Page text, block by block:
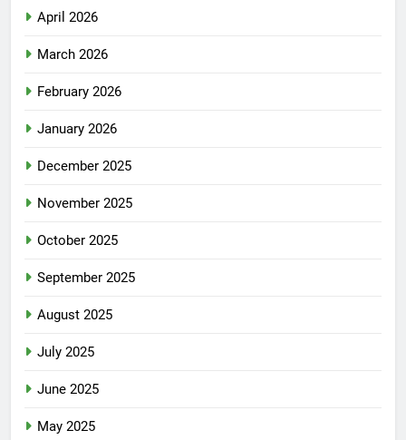
April 2026
March 2026
February 2026
January 2026
December 2025
November 2025
October 2025
September 2025
August 2025
July 2025
June 2025
May 2025